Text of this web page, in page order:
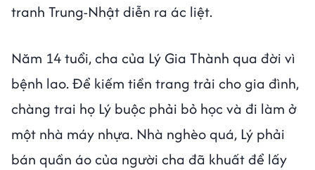
tranh Trung-Nhật diễn ra ác liệt.
Năm 14 tuổi, cha của Lý Gia Thành qua đời vì
bệnh lao. Để kiếm tiền trang trải cho gia đình,
chàng trai họ Lý buộc phải bỏ học và đi làm ở
một nhà máy nhựa. Nhà nghèo quá, Lý phải
bán quần áo của người cha đã khuất để lấy